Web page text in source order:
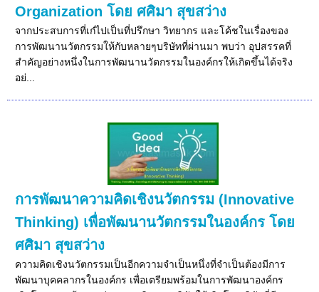
Organization โดย ศศิมา สุขสว่าง
จากประสบการที่เก๋ไปเป็นที่ปรึกษา วิทยากร และโค้ชในเรื่องของ
การพัฒนานวัตกรรมให้กับหลายๆบริษัทที่ผ่านมา พบว่า อุปสรรคที่
สำคัญอย่างหนึ่งในการพัฒนานวัตกรรมในองค์กรให้เกิดขึ้นได้จริง
อย่...
การพัฒนาความคิดเชิงนวัตกรรม (Innovative
Thinking) เพื่อพัฒนานวัตกรรมในองค์กร โดย
ศศิมา สุขสว่าง
ความคิดเชิงนวัตกรรมเป็นอีกความจำเป็นหนึ่งที่จำเป็นต้องมีการ
พัฒนาบุคคลากรในองค์กร เพื่อเตรียมพร้อมในการพัฒนาองค์กร